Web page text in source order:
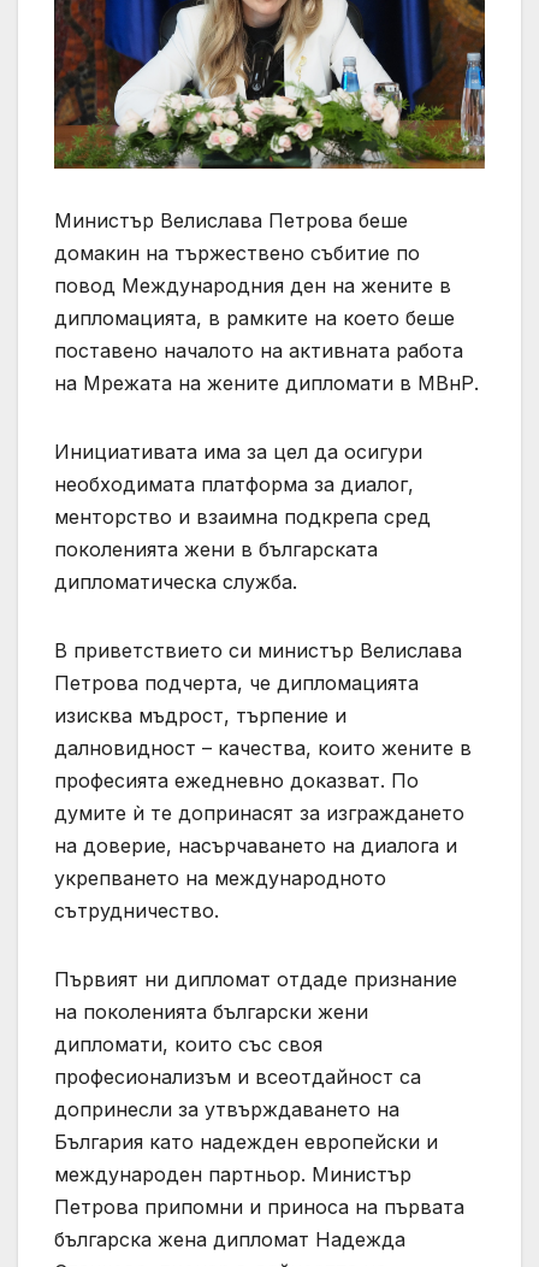
Министър Велислава Петрова беше
домакин на тържествено събитие по
повод Международния ден на жените в
дипломацията, в рамките на което беше
поставено началото на активната работа
на Мрежата на жените дипломати в МВнР.
Инициативата има за цел да осигури
необходимата платформа за диалог,
менторство и взаимна подкрепа сред
поколенията жени в българската
дипломатическа служба.
В приветствието си министър Велислава
Петрова подчерта, че дипломацията
изисква мъдрост, търпение и
далновидност – качества, които жените в
професията ежедневно доказват. По
думите ѝ те допринасят за изграждането
на доверие, насърчаването на диалога и
укрепването на международното
сътрудничество.
Първият ни дипломат отдаде признание
на поколенията български жени
дипломати, които със своя
професионализъм и всеотдайност са
допринесли за утвърждаването на
България като надежден европейски и
международен партньор. Министър
Петрова припомни и приноса на първата
българска жена дипломат Надежда